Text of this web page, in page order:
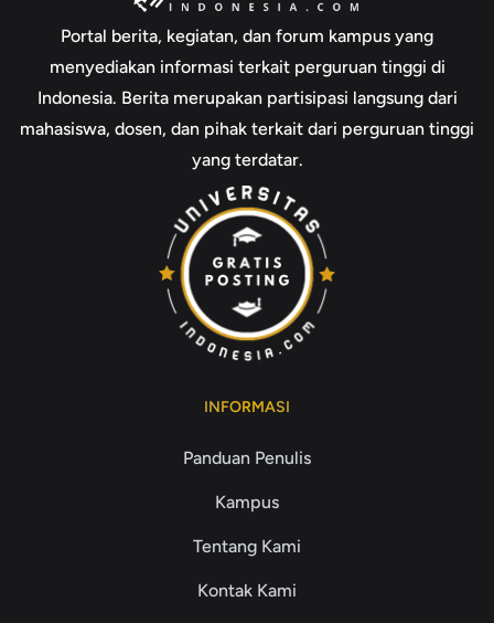
Portal berita, kegiatan, dan forum kampus yang
menyediakan informasi terkait perguruan tinggi di
Indonesia. Berita merupakan partisipasi langsung dari
mahasiswa, dosen, dan pihak terkait dari perguruan tinggi
yang terdatar.
INFORMASI
Panduan Penulis
Kampus
Tentang Kami
Kontak Kami